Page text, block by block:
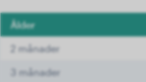
Ålder
2 månader
3 månader